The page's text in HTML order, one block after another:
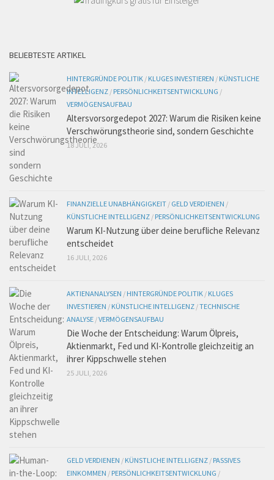
BELIEBTESTE ARTIKEL
HINTERGRÜNDE POLITIK / KLUGES INVESTIEREN / KÜNSTLICHE
INTELLIGENZ / PERSÖNLICHKEITSENTWICKLUNG /
VERMÖGENSAUFBAU
Altersvorsorgedepot 2027: Warum die Risiken keine
Verschwörungstheorie sind, sondern Geschichte
18 JULI, 2026
FINANZIELLE UNABHÄNGIGKEIT / GELD VERDIENEN /
KÜNSTLICHE INTELLIGENZ / PERSÖNLICHKEITSENTWICKLUNG
Warum KI-Nutzung über deine berufliche Relevanz
entscheidet
16 JULI, 2026
AKTIENANALYSEN / HINTERGRÜNDE POLITIK / KLUGES
INVESTIEREN / KÜNSTLICHE INTELLIGENZ /TECHNISCHE
ANALYSE /VERMÖGENSAUFBAU
Die Woche der Entscheidung: Warum Ölpreis,
Aktienmarkt, Fed und KI-Kontrolle gleichzeitig an
ihrer Kippschwelle stehen
25 JULI, 2026
GELD VERDIENEN / KÜNSTLICHE INTELLIGENZ / PASSIVES
EINKOMMEN / PERSÖNLICHKEITSENTWICKLUNG /